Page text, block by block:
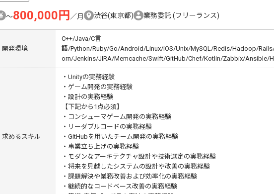
〜800,000円 ／月 渋谷(東京都) 業務委託 (フリーランス)
開発環境
C++/Java/C言
語/Python/Ruby/Go/Android/Linux/iOS/Unix/MySQL/Redis/Hadoop/
orn/Jenkins/JIRA/Memcache/Swift/GitHub/Chef/Kotlin/Zabbix/Ansible/
求めるスキル
・Unityの実務経験
・ゲーム開発の実務経験
・設計の実務経験
【下記から1点必須】
・コンシューマゲーム開発の実務経験
・リーダブルコードの実務経験
・GitHubを用いたチーム開発の実務経験
・事業立ち上げの実務経験
・モダンなアーキテクチャ設計や技術選定の実務経験
・将来を見越したシステムの設計や改善の実務経験
・課題解決や業務改善および効率化の実務経験
・継続的なコードベース改善の実務経験